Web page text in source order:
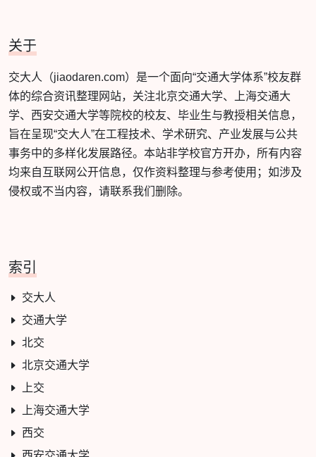
关于
交大人（jiaodaren.com）是一个面向“交通大学体系”校友群
体的综合资讯整理网站，关注北京交通大学、上海交通大
学、西安交通大学等院校的校友、毕业生与教授相关信息，
旨在呈现“交大人”在工程技术、学术研究、产业发展与公共
事务中的多样化发展路径。本站非学校官方开办，所有内容
均来自互联网公开信息，仅作资料整理与参考使用；如涉及
侵权或不当内容，请联系我们删除。
索引
交大人
交通大学
北交
北京交通大学
上交
上海交通大学
西交